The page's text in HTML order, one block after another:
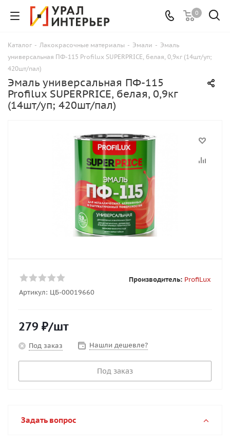
0
Каталог - Лакокрасочные материалы - Эмали - Эмаль
универсальная ПФ-115 Profilux SUPERPRICE, белая, 0,9кг (14шт/уп;
420шт/пал)
Эмаль универсальная ПФ-115
Profilux SUPERPRICE, белая, 0,9кг
(14шт/уп; 420шт/пал)
Артикул: ЦБ-00019660
Производитель: ProfiLux
279 ₽/шт
Под заказ Нашли дешевле?
Под заказ
Задать вопрос